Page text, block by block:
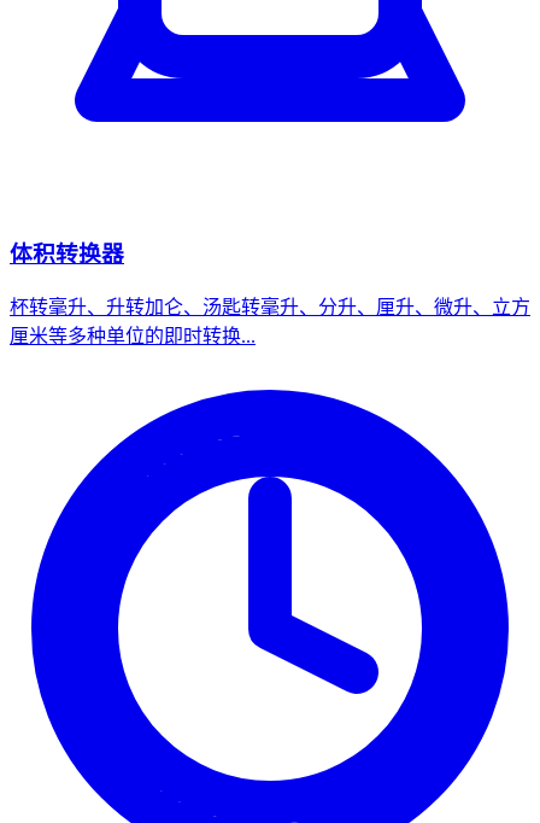
体积转换器
杯转毫升、升转加仑、汤匙转毫升、分升、厘升、微升、立方
厘米等多种单位的即时转换...